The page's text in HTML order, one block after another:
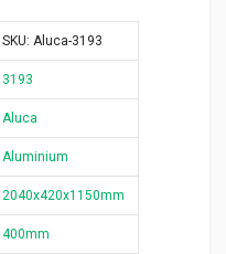
SKU: Aluca-3193
3193
Aluca
Aluminium
2040x420x1150mm
400mm